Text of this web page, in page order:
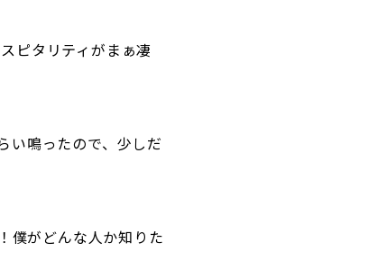
ピタリティがまぁ凄
い鳴ったので、少しだ
僕がどんな人か知りた